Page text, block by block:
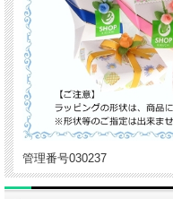
管理番号030237